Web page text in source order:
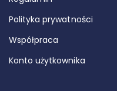
Polityka prywatności
Współpraca
Konto użytkownika